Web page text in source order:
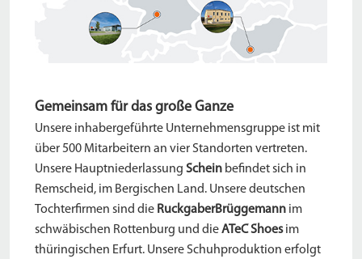
Gemeinsam für das große Ganze
Unsere inhabergeführte Unternehmensgruppe ist mit
über 500 Mitarbeitern an vier Standorten vertreten.
Unsere HauptniederlassungSchein befindet sich in
Remscheid, im Bergischen Land. Unsere deutschen
Tochterfirmen sind die RuckgaberBrüggemann im
schwäbischen Rottenburg und dieATeC Shoesim
thüringischen Erfurt. Unsere Schuhproduktion erfolgt